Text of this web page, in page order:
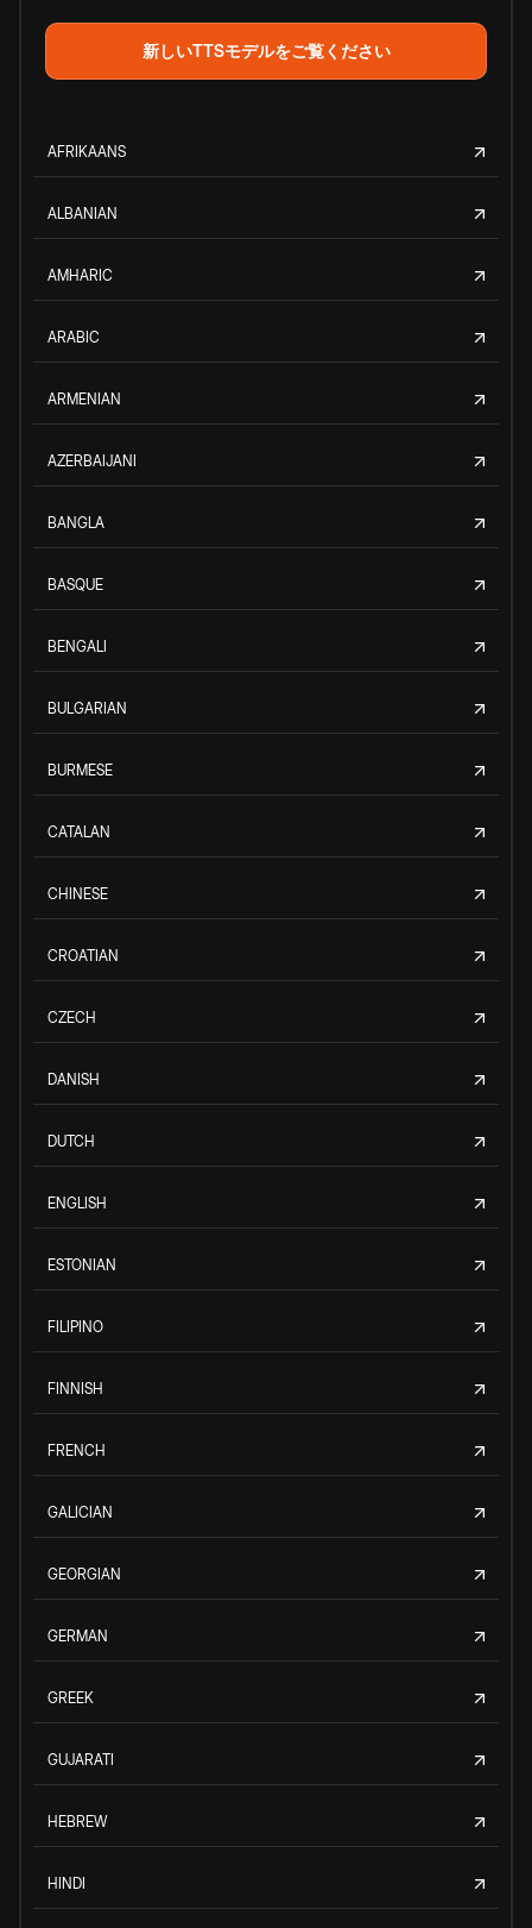
新しいTTSモデルをご覧ください
AFRIKAANS
ALBANIAN
AMHARIC
ARABIC
ARMENIAN
AZERBAIJANI
BANGLA
BASQUE
BENGALI
BULGARIAN
BURMESE
CATALAN
CHINESE
CROATIAN
CZECH
DANISH
DUTCH
ENGLISH
ESTONIAN
FILIPINO
FINNISH
FRENCH
GALICIAN
GEORGIAN
GERMAN
GREEK
GUJARATI
HEBREW
HINDI